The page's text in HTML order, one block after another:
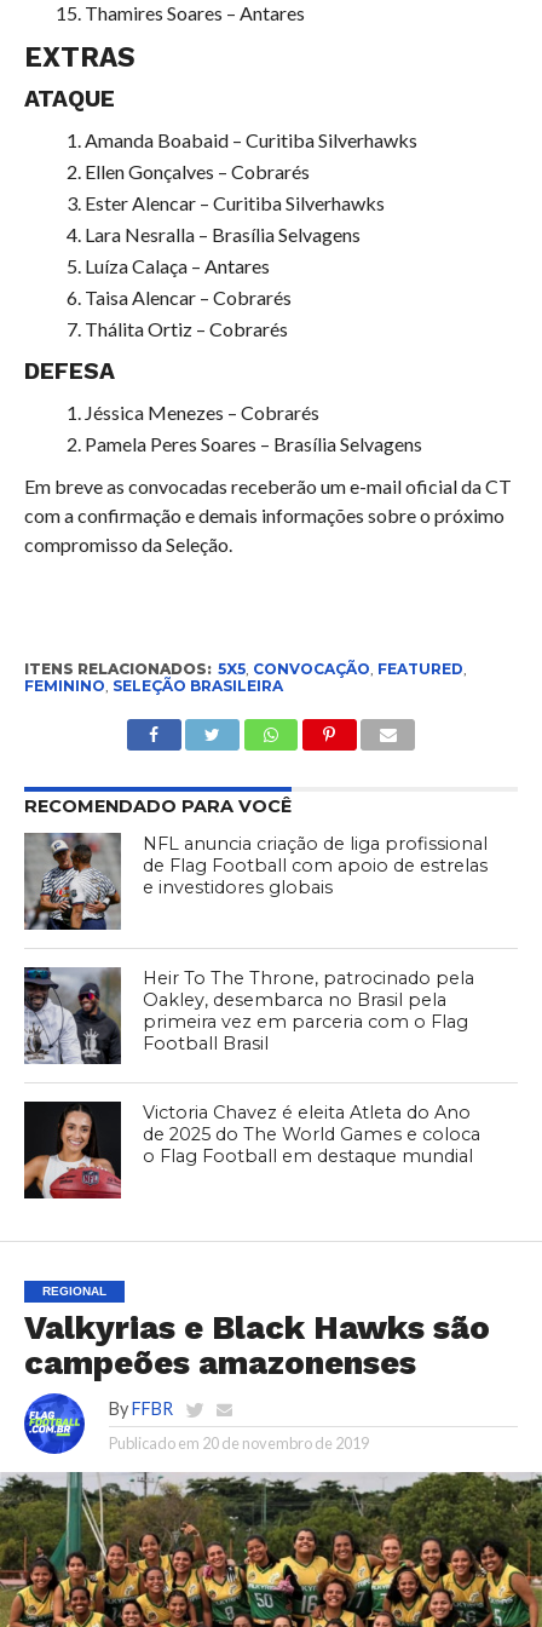
Thamires Soares – Antares
EXTRAS
ATAQUE
Amanda Boabaid – Curitiba Silverhawks
Ellen Gonçalves – Cobrarés
Ester Alencar – Curitiba Silverhawks
Lara Nesralla – Brasília Selvagens
Luíza Calaça – Antares
Taisa Alencar – Cobrarés
Thálita Ortiz – Cobrarés
DEFESA
Jéssica Menezes – Cobrarés
Pamela Peres Soares – Brasília Selvagens
Em breve as convocadas receberão um e-mail oficial da CT
com a confirmação e demais informações sobre o próximo
compromisso da Seleção.
ITENS RELACIONADOS: 5X5, CONVOCAÇÃO, FEATURED,
FEMININO, SELEÇÃO BRASILEIRA
RECOMENDADO PARA VOCÊ
NFL anuncia criação de liga profissional
de Flag Football com apoio de estrelas
e investidores globais
Heir To The Throne, patrocinado pela
Oakley, desembarca no Brasil pela
primeira vez em parceria com o Flag
Football Brasil
Victoria Chavez é eleita Atleta do Ano
de 2025 do The World Games e coloca
o Flag Football em destaque mundial
REGIONAL
Valkyrias e Black Hawks são
campeões amazonenses
By FFBR
Publicado em 20 de novembro de 2019